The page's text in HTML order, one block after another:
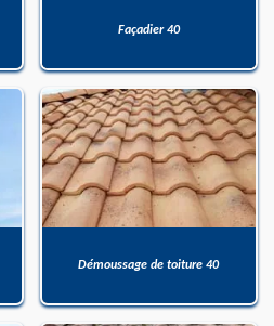
Façadier 40
Démoussage de toiture 40